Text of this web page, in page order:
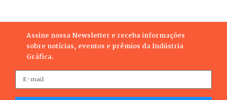
Assine nossa Newsletter e receba informações
sobre notícias, eventos e prêmios da Indústria
Gráfica.